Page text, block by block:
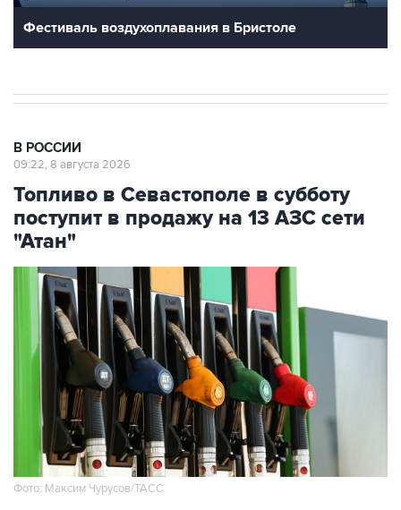
Фестиваль воздухоплавания в Бристоле
В РОССИИ
09:22, 8 августа 2026
Топливо в Севастополе в субботу
поступит в продажу на 13 АЗС сети
"Атан"
Фото: Максим Чурусов/ТАСС